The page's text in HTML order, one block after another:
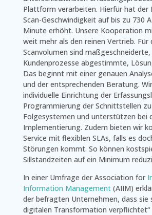
Plattform verarbeiten. Hierfür hat der
Scan-Geschwindigkeit auf bis zu 730
Minute erhöht. Unsere Kooperation
weit mehr als den reinen Vertrieb. Für
Scanvolumen sind
Kundenprozesse abgestimmte,
Das beginnt mit einer genauen
und der entsprechenden Beratung.
individuelle Einrichtung der
Programmierung der Schnittstellen
Folgesystemen und unterstützen bei
Implementierung. Zudem bieten wir
Service mit flexiblen SLAs, falls es
Störungen kommt. So können
Sillstandzeiten auf ein Minimum
In einer Umfrage der Association for
Information Management(AIIM)
der befragten Unternehmen, dass sie
digitalen Transformation verpflichtet“